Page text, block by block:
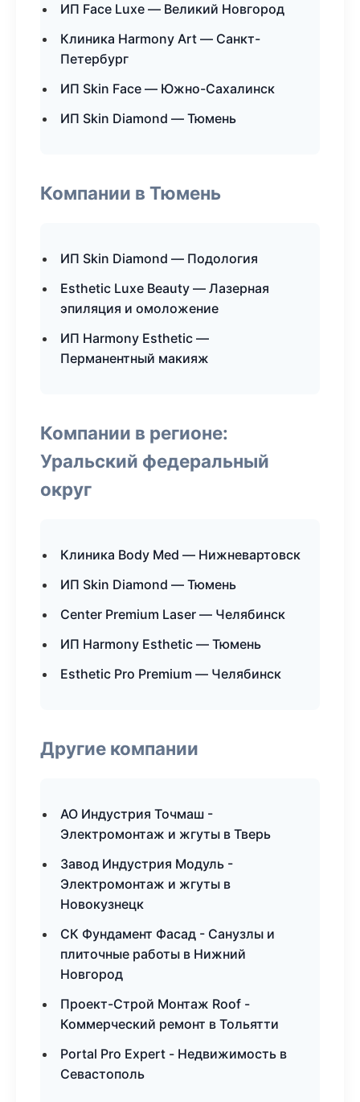
ИП Face Luxe — Великий Новгород
Клиника Harmony Art — Санкт-
Петербург
ИП Skin Face — Южно-Сахалинск
ИП Skin Diamond — Тюмень
Компании в Тюмень
ИП Skin Diamond — Подология
Esthetic Luxe Beauty — Лазерная
эпиляция и омоложение
ИП Harmony Esthetic —
Перманентный макияж
Компании в регионе:
Уральский федеральный
округ
Клиника Body Med — Нижневартовск
ИП Skin Diamond — Тюмень
Center Premium Laser — Челябинск
ИП Harmony Esthetic — Тюмень
Esthetic Pro Premium — Челябинск
Другие компании
АО Индустрия Точмаш -
Электромонтаж и жгуты в Тверь
Завод Индустрия Модуль -
Электромонтаж и жгуты в
Новокузнецк
СК Фундамент Фасад - Санузлы и
плиточные работы в Нижний
Новгород
Проект-Строй Монтаж Roof -
Коммерческий ремонт в Тольятти
Portal Pro Expert - Недвижимость в
Севастополь